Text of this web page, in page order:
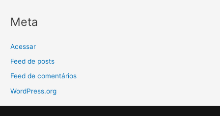
Meta
Acessar
Feed de posts
Feed de comentários
WordPress.org